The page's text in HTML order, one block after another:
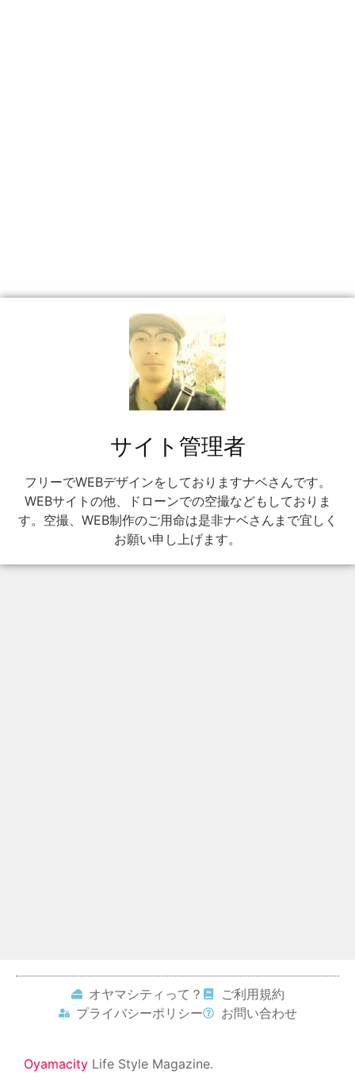
サイト管理者
フリーでWEBデザインをしておりますナベさんです。
WEBサイトの他、ドローンでの空撮などもしておりま
す。空撮、WEB制作のご用命は是非ナベさんまで宜しく
お願い申し上げます。
オヤマシティって？
ご利用規約
プライバシーポリシー
お問い合わせ
Oyamacity Life Style Magazine.